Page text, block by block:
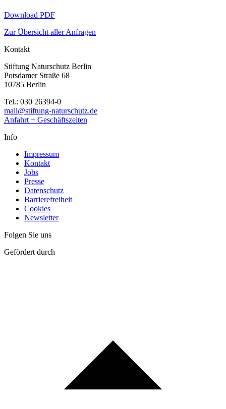
Download PDF
Zur Übersicht aller Anfragen
Kontakt
Stiftung Naturschutz Berlin
Potsdamer Straße 68
10785 Berlin
Tel.: 030 26394-0
mail@stiftung-naturschutz.de
Anfahrt + Geschäftszeiten
Info
Impressum
Kontakt
Jobs
Presse
Datenschutz
Barrierefreiheit
Cookies
Newsletter
Folgen Sie uns
Gefördert durch